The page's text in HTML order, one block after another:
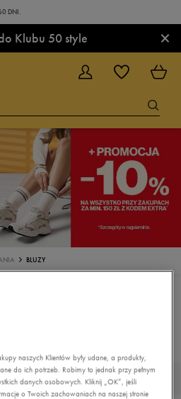
DNI.
Klubu 50 style ×
BLUZY
NIEROZPINANE
naszych Klientów były udane, a produkty,
do ich potrzeb. Robimy to jednak przy pełnym
danych osobowych. Kliknij „OK”, jeśli
o Twoich zachowaniach na naszej stronie